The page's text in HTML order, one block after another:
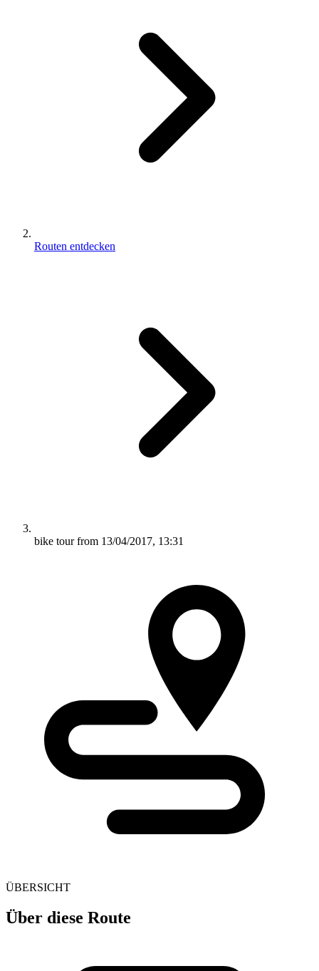
Routen entdecken
bike tour from 13/04/2017, 13:31
ÜBERSICHT
Über diese Route